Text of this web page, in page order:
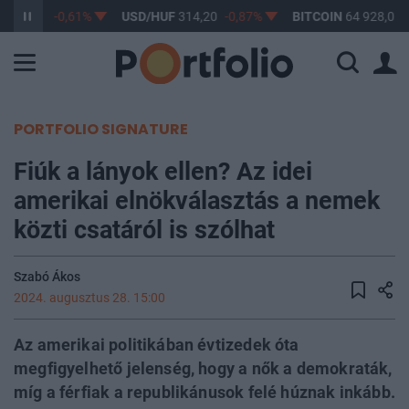
363,17 -0,61% USD/HUF314,20 -0,87% BITCOIN64 928,05
PORTFOLIO SIGNATURE
Fiúk a lányok ellen? Az idei
amerikai elnökválasztás a nemek
közti csatáról is szólhat
Szabó Ákos
2024. augusztus 28. 15:00
Az amerikai politikában évtizedek óta
megfigyelhető jelenség, hogy a nők a demokraták,
míg a férfiak a republikánusok felé húznak inkább.